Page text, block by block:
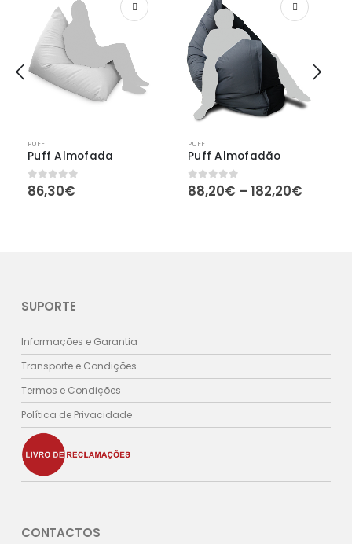
PUFF
Puff Almofada
0out of 5
86,30€
PUFF
Puff Almofadão
0out of 5
88,20€ – 182,20€
VER OPÇÕES VER OPÇÕES
SUPORTE
Informações e Garantia
Transporte e Condições
Termos e Condições
Política de Privacidade
CONTACTOS